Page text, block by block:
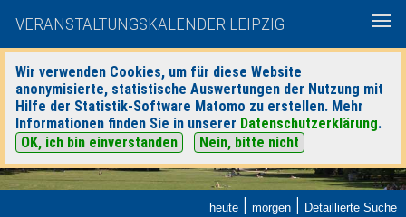
VERANSTALTUNGSKALENDER LEIPZIG
Wir verwenden Cookies, um für diese Website
anonymisierte, statistische Auswertungen der Nutzung mit
Hilfe der Statistik-Software Matomo zu erstellen. Mehr
Informationen finden Sie in unserer Datenschutzerklärung.
OK, ich bin einverstanden
Nein, bitte nicht
heute | morgen | Detaillierte Suche